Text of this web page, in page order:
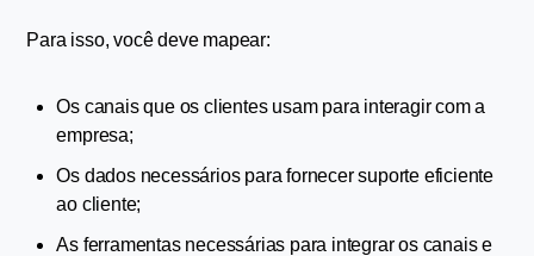
Para isso, você deve mapear:
Os canais que os clientes usam para interagir com a
empresa;
Os dados necessários para fornecer suporte eficiente
ao cliente;
As ferramentas necessárias para integrar os canais e